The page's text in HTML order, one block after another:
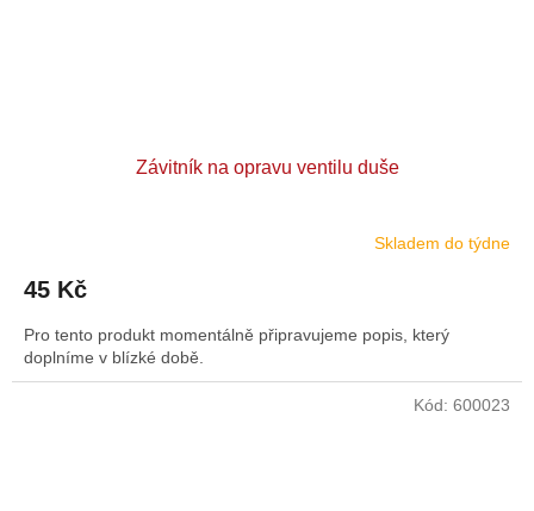
Závitník na opravu ventilu duše
Skladem do týdne
45 Kč
Pro tento produkt momentálně připravujeme popis, který
doplníme v blízké době.
Kód: 600023